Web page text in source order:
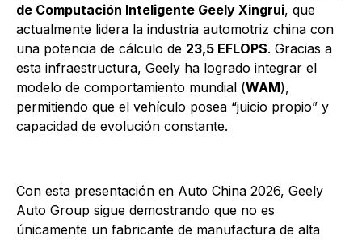
de Computación Inteligente Geely Xingrui, que
actualmente lidera la industria automotriz china con
una potencia de cálculo de 23,5 EFLOPS. Gracias a
esta infraestructura, Geely ha logrado integrar el
modelo de comportamiento mundial (WAM),
permitiendo que el vehículo posea “juicio propio” y
capacidad de evolución constante.
Con esta presentación en Auto China 2026, Geely
Auto Group sigue demostrando que no es
únicamente un fabricante de manufactura de alta